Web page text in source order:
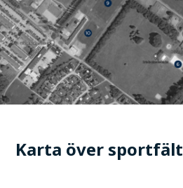
Karta över